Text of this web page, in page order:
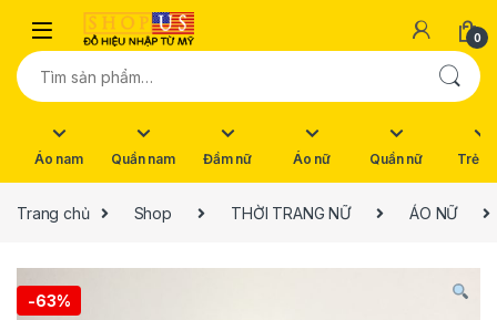
Skip to navigation
Skip to content
0
Tìm kiếm:
Áo nam Quần nam Đầm nữ Áo nữ Quần nữ Trẻ
Trang chủ Shop THỜI TRANG NỮ ÁO NỮ
-63%